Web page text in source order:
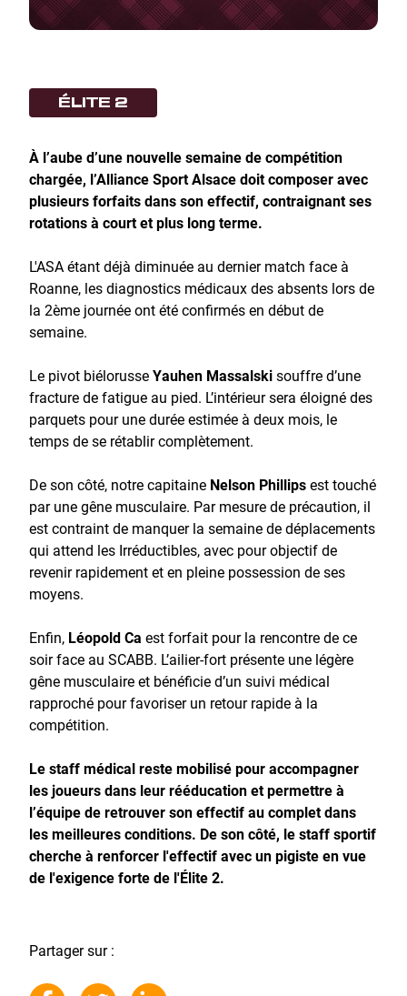
ÉLITE 2
À l’aube d’une nouvelle semaine de compétition
chargée, l’Alliance Sport Alsace doit composer avec
plusieurs forfaits dans son effectif, contraignant ses
rotations à court et plus long terme.
L'ASA étant déjà diminuée au dernier match face à
Roanne, les diagnostics médicaux des absents lors de
la 2ème journée ont été confirmés en début de
semaine.
Le pivot biélorusseYauhen Massalskisouffre d’une
fracture de fatigue au pied. L’intérieur sera éloigné des
parquets pour une durée estimée à deux mois, le
temps de se rétablir complètement.
De son côté, notre capitaine Nelson Phillipsest touché
par une gêne musculaire. Par mesure de précaution, il
est contraint de manquer la semaine de déplacements
qui attend les Irréductibles, avec pour objectif de
revenir rapidement et en pleine possession de ses
moyens.
Enfin, Léopold Ca est forfait pour la rencontre de ce
soir face au SCABB. L’ailier-fort présente une légère
gêne musculaire et bénéficie d’un suivi médical
rapproché pour favoriser un retour rapide à la
compétition.
Le staff médical reste mobilisé pour accompagner
les joueurs dans leur rééducation et permettre à
l’équipe de retrouver son effectif au complet dans
les meilleures conditions. De son côté, le staff sportif
cherche à renforcer l'effectif avec un pigiste en vue
de l'exigence forte de l'Élite 2.
Partager sur :